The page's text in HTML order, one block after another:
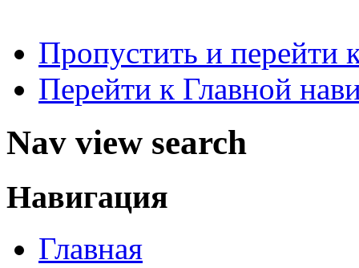
Пропустить и перейти
Перейти к Главной
Nav view search
Навигация
Главная